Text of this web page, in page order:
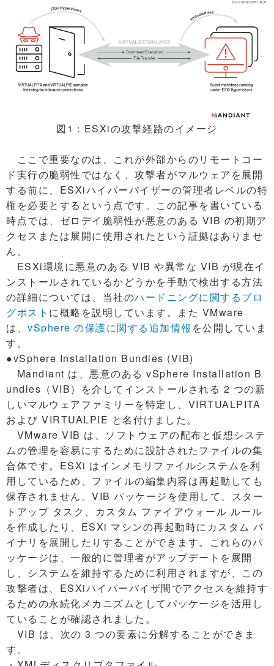
図1：ESXiの攻撃経路のイメージ
ここで重要なのは、これが外部からのリモートコー
ド実行の脆弱性ではなく、攻撃者がマルウェアを展開
する前に、ESXiハイパーバイザーの管理者レベルの特
権を必要とするという点です。この記事を書いている
時点では、ゼロデイ脆弱性が悪意のある VIB の初期ア
クセスまたは展開に使用されたという証拠はありませ
ん。
ESXi環境に悪意のある VIB や異常な VIB が現在イ
ンストールされているかどうかを手動で検出する方法
の詳細については、当社のハードニングに関するブロ
グポスト に概略を説明しています。また VMware
は、 vSphere の保護に関する追加情報 を公開していま
す。
●vSphere Installation Bundles (VIB)
Mandiant は、悪意のある vSphere Installation B
undles（VIB）を介してインストールされる 2 つの新
しいマルウェアファミリーを特定し、VIRTUALPITA
および VIRTUALPIE と名付けました。
VMware VIB は、ソフトウェアの配布と仮想システ
ムの管理を容易にするために設計されたファイルの集
合体です。ESXi はインメモリファイルシステムを利
用しているため、ファイルの編集内容は再起動しても
保存されません。VIB パッケージを使用して、スター
トアップ タスク、カスタム ファイアウォール ルール
を作成したり、ESXi マシンの再起動時にカスタム バ
イナリを展開したりすることができます。これらのパ
ッケージは、一般的に管理者がアップデートを展開
し、システムを維持するために利用されますが、この
攻撃者は、ESXiハイパーバイザ間でアクセスを維持す
るための永続化メカニズムとしてパッケージを活用し
ていることが確認されました。
VIB は、次の 3 つの要素に分解することができま
す。